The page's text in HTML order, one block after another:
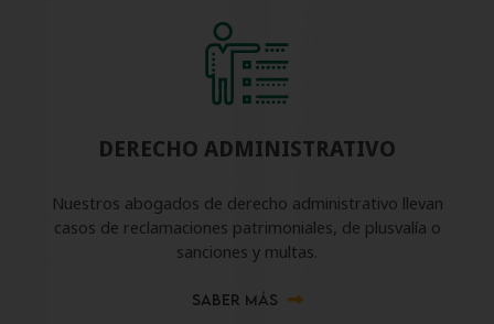
DERECHO ADMINISTRATIVO
Nuestros abogados de derecho administrativo llevan
casos de reclamaciones patrimoniales, de plusvalía o
sanciones y multas.
SABER MÁS